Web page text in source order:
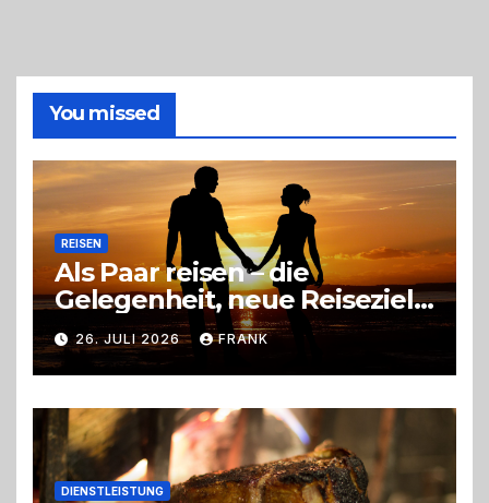
richtige
Entscheidung
You missed
REISEN
Als Paar reisen – die
Gelegenheit, neue Reiseziele
zu entdecken
26. JULI 2026 FRANK
DIENSTLEISTUNG